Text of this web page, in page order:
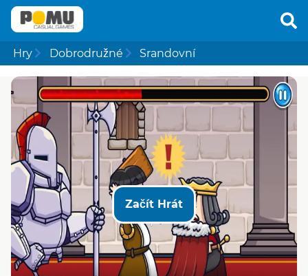
Hry Dobrodružné Srandovní
Začít Hrát